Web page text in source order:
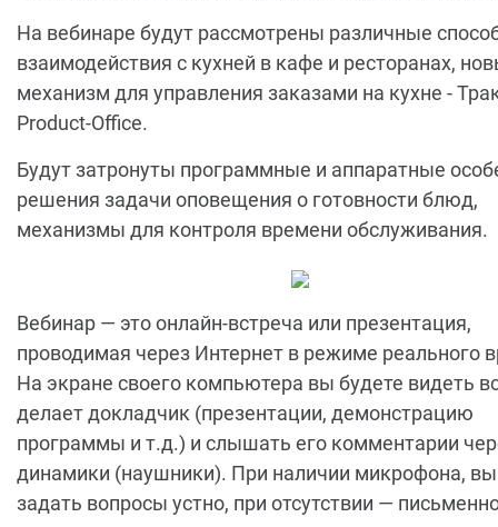
На вебинаре будут рассмотрены различные
взаимодействия с кухней в кафе и ресторанах,
механизм для управления заказами на кухне -
Product-Office.
Будут затронуты программные и аппаратные
решения задачи оповещения о готовности блюд,
механизмы для контроля времени обслуживания.
Вебинар — это онлайн-встреча или презентация,
проводимая через Интернет в режиме реального
На экране своего компьютера вы будете видеть
делает докладчик (презентации, демонстрацию
программы и т.д.) и слышать его комментарии
динамики (наушники). При наличии микрофона,
задать вопросы устно, при отсутствии —